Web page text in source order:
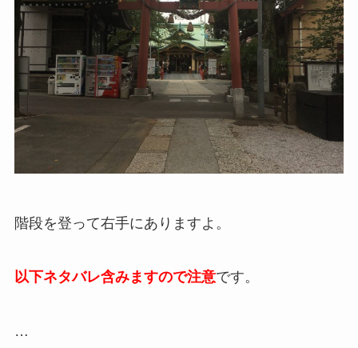
階段を登って右手にありますよ。
以下ネタバレ含みますので注意です。
…